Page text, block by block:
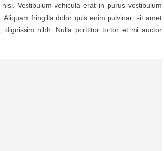
Vestibulum vehicula erat in purus vestibulum
fringilla dolor quis enim pulvinar, sit amet
dignissim nibh. Nulla porttitor tortor et mi auctor